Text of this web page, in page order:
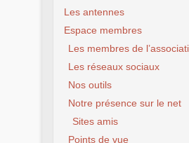
Les antennes
Espace membres
Les membres de
Les réseaux sociaux
Nos outils
Notre présence sur le net
Sites amis
Points de vue